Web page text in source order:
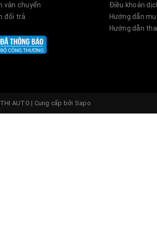
vận chuyển
đổi trả
Điều khoản
Hướng dẫn
Hướng dẫn
AUTO | Cung cấp bởi Sapo